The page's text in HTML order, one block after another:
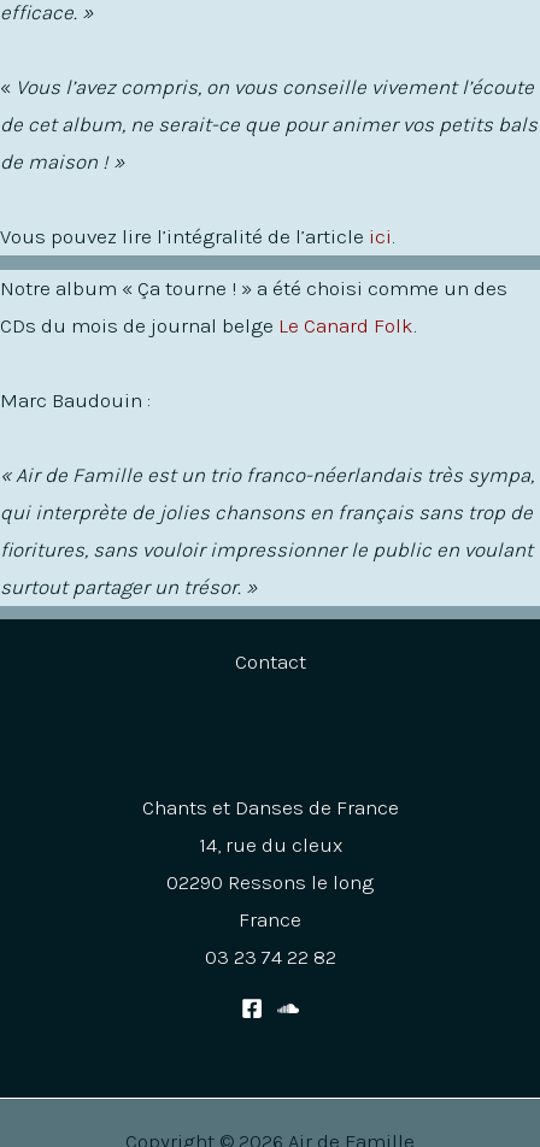
efficace. »
« Vous l’avez compris, on vous conseille vivement l’écoute
de cet album, ne serait-ce que pour animer vos petits bals
de maison ! »
Vous pouvez lire l’intégralité de l’article ici.
Notre album « Ça tourne ! » a été choisi comme un des
CDs du mois de journal belge Le Canard Folk
Marc Baudouin :
« Air de Famille est un trio franco-néerlandais très sympa,
qui interprète de jolies chansons en français sans trop de
fioritures, sans vouloir impressionner le public en voulant
surtout partager un trésor. »
Contact
Chants et Danses de France
14, rue du cleux
02290 Ressons le long
France
03 23 74 22 82
Copyright © 2026 Air de Famille